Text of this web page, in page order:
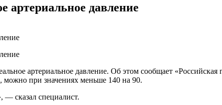
артериальное давление
артериальное давление. Об этом сообщает «Российская
можно при значениях меньше 140 на 90.
— сказал специалист.